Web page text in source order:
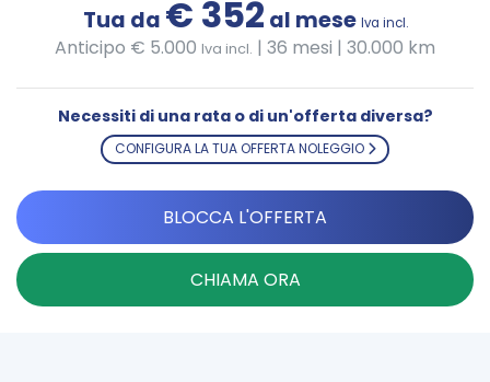
Tua da € 352 al mese Iva incl.
Anticipo € 5.000 Iva incl. | 36 mesi | 30.000 km
Necessiti di una rata o di un'offerta diversa?
CONFIGURA LA TUA OFFERTA NOLEGGIO
BLOCCA L'OFFERTA
CHIAMA ORA